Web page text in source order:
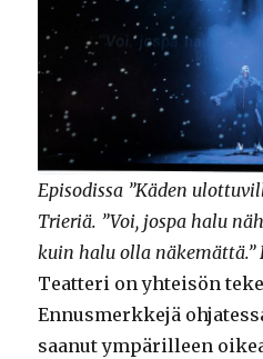
Episodissa ”Käden
Trieriä. ”Voi, jospa halu
kuin halu olla
Teatteri on yhteisön
Ennusmerkkejä
saanut ympärilleen